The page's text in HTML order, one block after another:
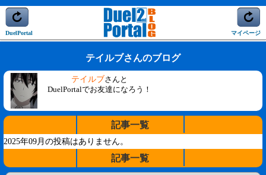
DuelPortal マイページ
テイルブさんのブログ
テイルブさんと
DuelPortalでお友達になろう！
記事一覧
2025年09月の投稿はありません。
記事一覧